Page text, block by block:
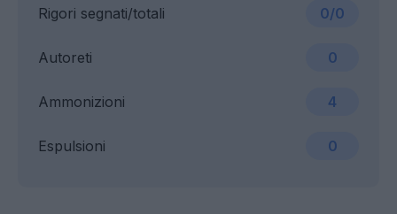
Ammonizioni 4
Rigori segnati/totali 0/0
Espulsioni 0
Autoreti 0